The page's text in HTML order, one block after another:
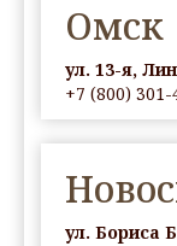
Омск
ул. 13-я,
+7 (800) 301-
ул. Бориса